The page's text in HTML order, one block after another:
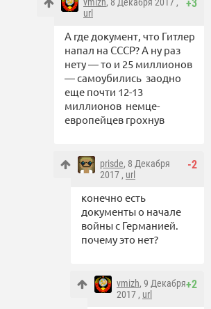
+3
url
А где документ, что Гитлер
напал на СССР? А ну раз
нету — то и 25 миллионов
— самоубились заодно
еще почти 12-13
миллионов немце-
европейцев грохнув
-2
prisde, 8 Декабря
2017 , url
конечно есть
документы о начале
войны с Германией.
почему это нет?
+2
vmizh, 9 Декабря
2017 , url